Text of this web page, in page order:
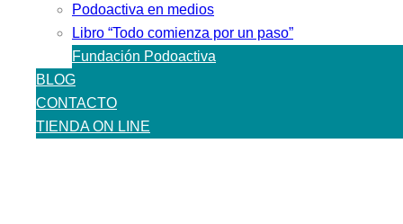
Podoactiva en medios
Libro “Todo comienza por un paso”
Fundación Podoactiva
BLOG
CONTACTO
TIENDA ON LINE